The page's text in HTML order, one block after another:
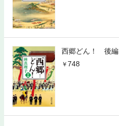
西郷どん！ 後編
748